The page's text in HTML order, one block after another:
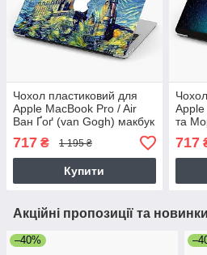
Чохол пластиковий для
Apple MacBook Pro / Air
Ван Ґоґ (van Gogh) макбук
про case hard cover
717 ₴ 1 195 ₴
Купити
Apple
та
cover
717
Акційні пропозиції та новинки
–40%